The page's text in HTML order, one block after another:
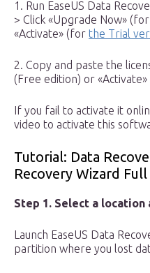
1. Run EaseUS Data
> Click «Upgrade Now»
«Activate» (for the Trial
2. Copy and paste the
(Free edition) or
If you fail to activate it
video to activate this
Tutorial: Data
Recovery Wizard Full
Step 1. Select a location
Launch EaseUS Data
partition where you lost